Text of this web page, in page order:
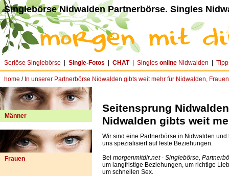
Singlebörse Nidwalden Partnerbörse. Singles
Seriöse Singlebörse Single-Fotos CHAT| Singles online Nidwalden
home / In unserer Partnerbörse Nidwalden gibts weit mehr für Nidwalden, Frauen
Männer
Frauen
Seitensprung
Nidwalden gibts weit
Wir sind eine Partnerbörse in Nidwalden und
uns spezialisiert auf feste Beziehungen.
Bei morgenmitdir.net - Singlebörse,
um langfristige Beziehungen, um richtige
um schnellen Sex.